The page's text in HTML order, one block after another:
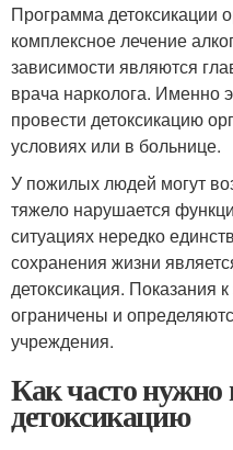
Программа детоксикации
комплексное лечение
зависимости являются
врача нарколога. Именно
провести детоксикацию
условиях или в больнице.
У пожилых людей могут
тяжело нарушается
ситуациях нередко
сохранения жизни
детоксикация. Показания
ограничены и
учреждения.
Как часто нужно
детоксикацию